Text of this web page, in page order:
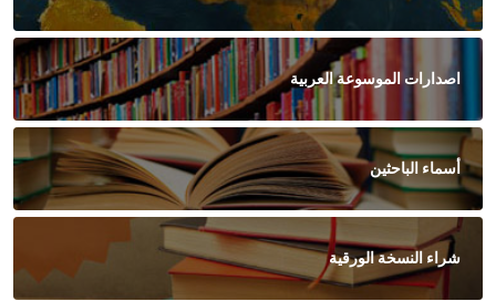
اصدارات الموسوعة العربية
أسماء الباحثين
شراء النسخة الورقية